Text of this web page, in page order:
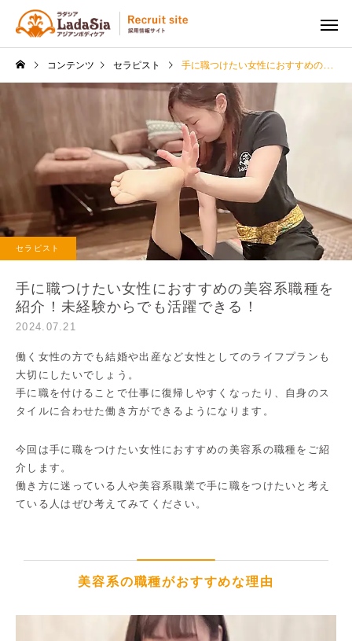
コンテンツ セラピスト 手に職つけたい女性におすすめの美容系職種を紹介！未経験からでも活躍できる！
セラピスト
手に職つけたい女性におすすめの美容系職種を
紹介！未経験からでも活躍できる！
2024.07.21
働く女性の方でも結婚や出産など女性としてのライフプランも
大切にしたいでしょう。
手に職を付けることで仕事に復帰しやすくなったり、自身のス
タイルに合わせた働き方ができるようになります。
今回は手に職をつけたい女性におすすめの美容系の職種をご紹
介します。
働き方に迷っている人や美容系職業で手に職をつけたいと考え
ている人はぜひ考えてみてください。
美容系の職種がおすすめな理由